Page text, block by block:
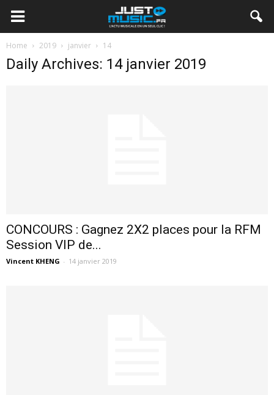
Home 2019 janvier 14
Daily Archives: 14 janvier 2019
CONCOURS : Gagnez 2X2 places pour la RFM
Session VIP de...
Vincent KHENG - 14 janvier 2019